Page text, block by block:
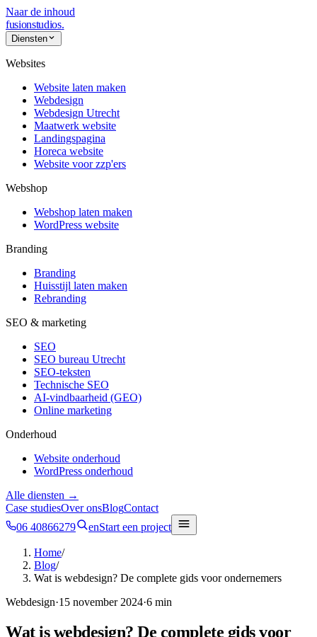
Naar de inhoud
fusionstudios.
Diensten
Websites
Website laten maken
Webdesign
Webdesign Utrecht
Maatwerk website
Landingspagina
Horeca website
Website voor zzp'ers
Webshop
Webshop laten maken
WordPress website
Branding
Branding
Huisstijl laten maken
Rebranding
SEO & marketing
SEO
SEO bureau Utrecht
SEO-teksten
Technische SEO
AI-vindbaarheid (GEO)
Online marketing
Onderhoud
Website onderhoud
WordPress onderhoud
Alle diensten →
Case studiesOver onsBlogContact
06 40866279
enStart een project
Home/
Blog/
Wat is webdesign? De complete gids voor ondernemers
Webdesign·15 november 2024·6 min
Wat is webdesign? De complete gids voor